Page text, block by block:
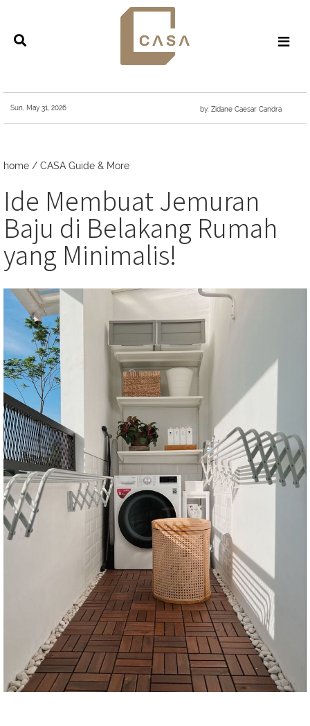
Sun, May 31, 2026 by: Zidane Caesar Candra
home / CASA Guide & More
Ide Membuat Jemuran
Baju di Belakang Rumah
yang Minimalis!